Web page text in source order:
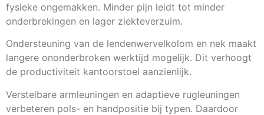
fysieke ongemakken. Minder pijn leidt tot minder
onderbrekingen en lager ziekteverzuim.
Ondersteuning van de lendenwervelkolom en nek maakt
langere ononderbroken werktijd mogelijk. Dit verhoogt
de productiviteit kantoorstoel aanzienlijk.
Verstelbare armleuningen en adaptieve rugleuningen
verbeteren pols- en handpositie bij typen. Daardoor